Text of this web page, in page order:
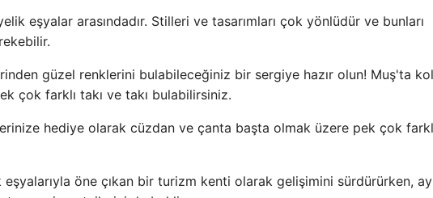
eşyalar arasındadır. Stilleri ve tasarımları çok yönlüdür ve bunları
güzel renklerini bulabileceğiniz bir sergiye hazır olun! Muş'ta
çok farklı takı ve takı bulabilirsiniz.
hediye olarak cüzdan ve çanta başta olmak üzere pek çok
öne çıkan bir turizm kenti olarak gelişimini sürdürürken,